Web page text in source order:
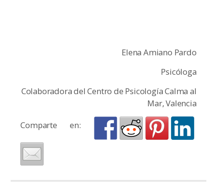
Elena Amiano Pardo
Psicóloga
Colaboradora del Centro de Psicología Calma al
Mar, Valencia
Comparte en: